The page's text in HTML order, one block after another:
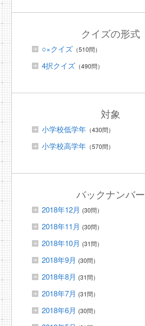
クイズの形式
○×クイズ（510問）
4択クイズ（490問）
対象
小学校低学年（430問）
小学校高学年（570問）
バックナンバー
2018年12月 (30問）
2018年11月 (30問）
2018年10月 (31問）
2018年9月 (30問）
2018年8月 (31問）
2018年7月 (31問）
2018年6月 (30問）